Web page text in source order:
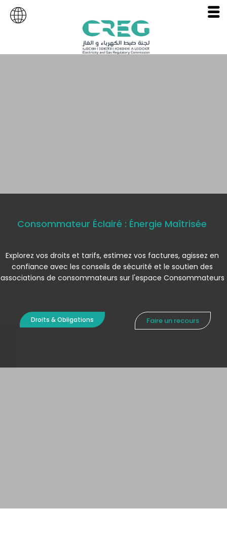
Consommateur Éclairé : Énergie Maîtrisée
Explorez vos droits et tarifs, estimez vos factures, agissez en
confiance avec les conseils de sécurité et le soutien des
associations de consommateurs sur l'espace Consommateurs
Faire un recours
Droits & Obligations